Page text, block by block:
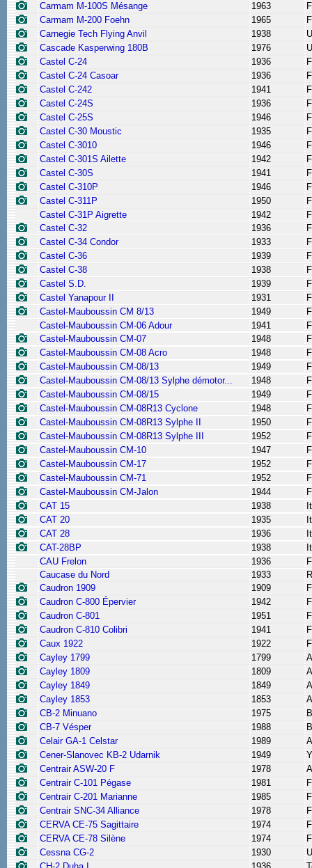
Carmam M-100S Mésange
1963
Carmam M-200 Foehn
1965
Carnegie Tech Flying Anvil
1938
Cascade Kasperwing 180B
1976
Castel C-24
1936
Castel C-24 Casoar
1936
Castel C-242
1941
Castel C-24S
1936
Castel C-25S
1946
Castel C-30 Moustic
1935
Castel C-3010
1946
Castel C-301S Ailette
1942
Castel C-30S
1941
Castel C-310P
1946
Castel C-311P
1950
Castel C-31P Aigrette
1942
Castel C-32
1936
Castel C-34 Condor
1933
Castel C-36
1939
Castel C-38
1938
Castel S.D.
1939
Castel Yanapour II
1931
Castel-Mauboussin CM 8/13
1949
Castel-Mauboussin CM-06 Adour
1941
Castel-Mauboussin CM-07
1948
Castel-Mauboussin CM-08 Acro
1948
Castel-Mauboussin CM-08/13
1949
Castel-Mauboussin CM-08/13 Sylphe démotor...
1948
Castel-Mauboussin CM-08/15
1949
Castel-Mauboussin CM-08R13 Cyclone
1948
Castel-Mauboussin CM-08R13 Sylphe II
1950
Castel-Mauboussin CM-08R13 Sylphe III
1952
Castel-Mauboussin CM-10
1947
Castel-Mauboussin CM-17
1952
Castel-Mauboussin CM-71
1952
Castel-Mauboussin CM-Jalon
1944
CAT 15
1938
CAT 20
1935
CAT 28
1936
CAT-28BP
1938
CAU Frelon
1936
Caucase du Nord
1933
Caudron 1909
1909
Caudron C-800 Épervier
1942
Caudron C-801
1951
Caudron C-810 Colibri
1941
Caux 1922
1922
Cayley 1799
1799
Cayley 1809
1809
Cayley 1849
1849
Cayley 1853
1853
CB-2 Minuano
1975
CB-7 Vésper
1988
Celair GA-1 Celstar
1989
Cener-Slanovec KB-2 Udarnik
1949
Centrair ASW-20 F
1978
Centrair C-101 Pégase
1981
Centrair C-201 Marianne
1985
Centrair SNC-34 Alliance
1978
CERVA CE-75 Sagittaire
1974
CERVA CE-78 Silène
1974
Cessna CG-2
1930